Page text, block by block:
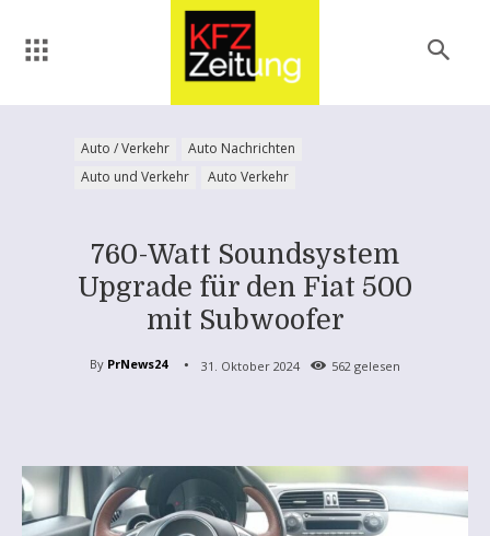
Auto / Verkehr
Auto Nachrichten
Auto und Verkehr
Auto Verkehr
760-Watt Soundsystem
Upgrade für den Fiat 500
mit Subwoofer
By PrNews24 31. Oktober 2024 562 gelesen